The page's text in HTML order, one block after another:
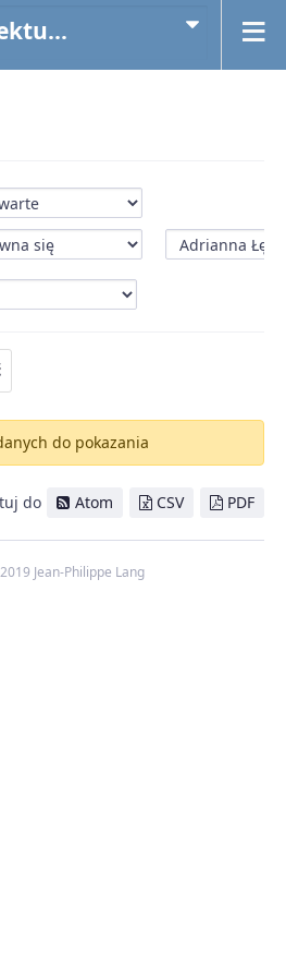
do pokazania
do Atom CSV PDF
Jean-Philippe Lang